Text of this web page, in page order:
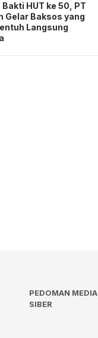
Bakti HUT ke 50, PT
Gelar Baksos yang
Langsung
PEDOMAN MEDIA
SIBER